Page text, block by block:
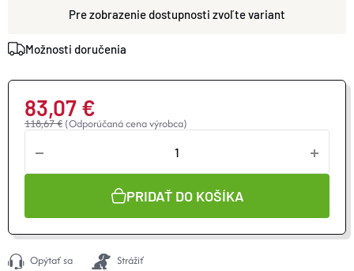
zvoľte variant
Možnosti doručenia
118,67 € (Odporúčaná cena výrobca)
83,07 €
Jednotková
PRIDAŤ DO KOŠÍKA
Opýtať sa Strážiť